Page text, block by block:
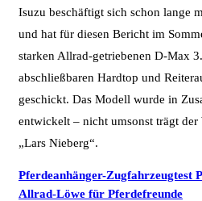
Isuzu beschäftigt sich schon lange
und hat für diesen Bericht im
starken Allrad-getriebenen D-Max
abschließbaren Hardtop und
geschickt. Das Modell wurde in
entwickelt – nicht umsonst trägt der
„Lars Nieberg“.
Pferdeanhänger-Zugfahrzeugtest
Allrad-Löwe für Pferdefreunde